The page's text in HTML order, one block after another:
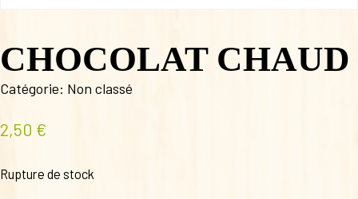
CHOCOLAT CHAUD
Catégorie: Non classé
2,50 €
Rupture de stock